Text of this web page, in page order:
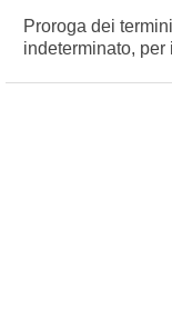
Proroga dei
indeterminato,